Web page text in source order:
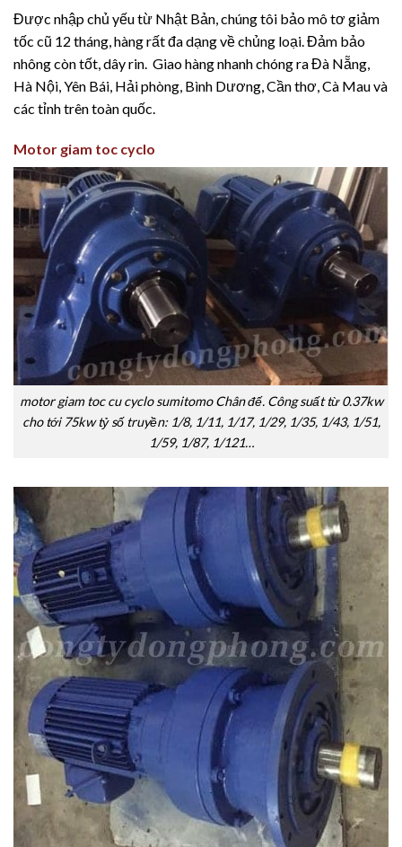
Được nhập chủ yếu từ Nhật Bản, chúng tôi bảo mô tơ giảm
tốc cũ 12 tháng, hàng rất đa dạng về chủng loại. Đảm bảo
nhông còn tốt, dây rin. Giao hàng nhanh chóng ra Đà Nẵng,
Hà Nội, Yên Bái, Hải phòng, Bình Dương, Cần thơ, Cà Mau và
các tỉnh trên toàn quốc.
Motor giam toc cyclo
motor giam toc cu cyclo sumitomo Chân đế. Công suất từ 0.37kw
cho tới 75kw tỷ số truyền: 1/8, 1/11, 1/17, 1/29, 1/35, 1/43, 1/51,
1/59, 1/87, 1/121…